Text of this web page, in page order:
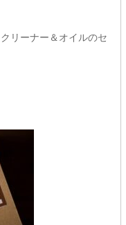
リーナー＆オイルのセ